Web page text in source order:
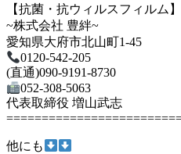
【抗菌・抗ウィルスフィルム
~株式会社 豊絆~
愛知県大府市北山町1-45
0120-542-205
(直通)090-9191-8730
052-308-5063
代表取締役 増山武志
他にも